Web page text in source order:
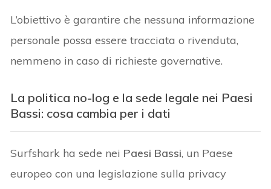
L’obiettivo è garantire che nessuna informazione
personale possa essere tracciata o rivenduta,
nemmeno in caso di richieste governative.
La politica no-log e la sede legale nei Paesi
Bassi: cosa cambia per i dati
Surfshark ha sede nei Paesi Bassi, un Paese
europeo con una legislazione sulla privacy